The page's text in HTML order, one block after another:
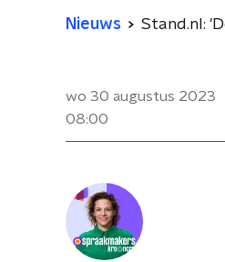
Nieuws Stand.nl:
wo 30 augustus 2023
08:00